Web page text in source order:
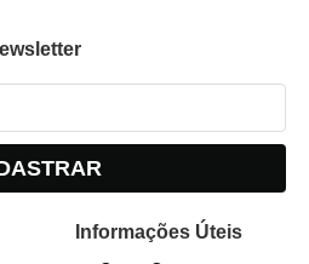
Informações Úteis